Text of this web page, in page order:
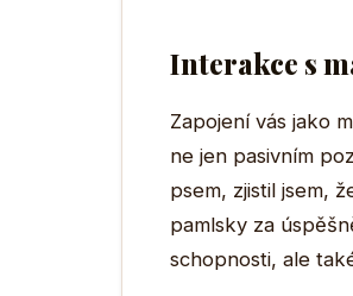
Interakce s
Zapojení vás jako
ne jen pasivním
psem, zjistil jsem,
pamlsky za
schopnosti, ale